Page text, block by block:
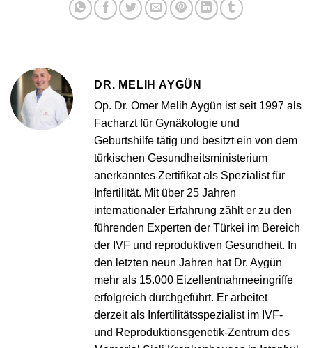
DR. MELIH AYGÜN
Op. Dr. Ömer Melih Aygün ist seit 1997 als
Facharzt für Gynäkologie und
Geburtshilfe tätig und besitzt ein von dem
türkischen Gesundheitsministerium
anerkanntes Zertifikat als Spezialist für
Infertilität. Mit über 25 Jahren
internationaler Erfahrung zählt er zu den
führenden Experten der Türkei im Bereich
der IVF und reproduktiven Gesundheit. In
den letzten neun Jahren hat Dr. Aygün
mehr als 15.000 Eizellentnahmeeingriffe
erfolgreich durchgeführt. Er arbeitet
derzeit als Infertilitätsspezialist im IVF-
und Reproduktionsgenetik-Zentrum des